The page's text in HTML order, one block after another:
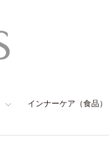
インナーケア（食品）